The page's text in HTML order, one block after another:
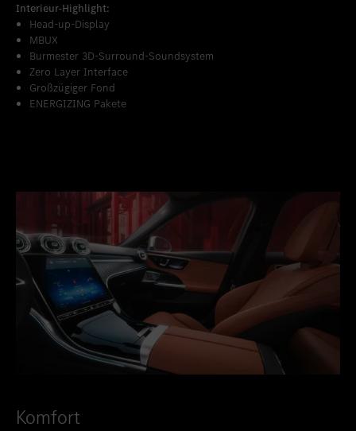
Interieur-Highlight:
Head-up-Display
MBUX
Burmester 3D-Surround-Soundsystem
Zero Layer Interface
Großzügiger Fond
ENERGIZING Pakete
Komfort